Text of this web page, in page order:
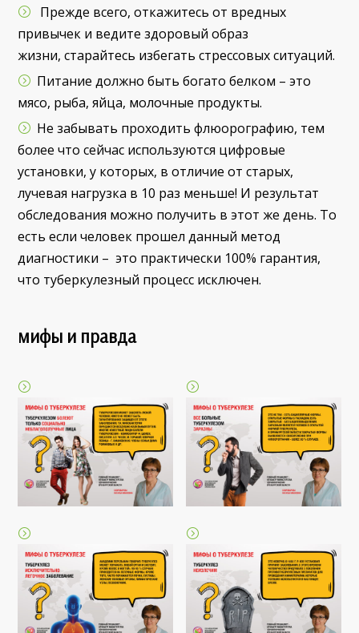
Прежде всего, откажитесь от вредных
привычек и ведите здоровый образ
жизни, старайтесь избегать стрессовых ситуаций.
Питание должно быть богато белком – это
мясо, рыба, яйца, молочные продукты.
Не забывать проходить флюорографию, тем
более что сейчас используются цифровые
установки, у которых, в отличие от старых,
лучевая нагрузка в 10 раз меньше! И результат
обследования можно получить в этот же день. То
есть если человек прошел данный метод
диагностики – это практически 100% гарантия,
что туберкулезный процесс исключен.
мифы и правда